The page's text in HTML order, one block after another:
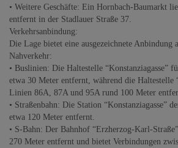
• Weitere Geschäfte: Ein Hornbach-Baumarkt
entfernt in der Stadlauer Straße 37.
Verkehrsanbindung:
Die Lage bietet eine ausgezeichnete Anbindung
Nahverkehr:
• Buslinien: Die Haltestelle “Konstanziagasse”
etwa 30 Meter entfernt, während die Haltestelle
Linien 86A, 87A und 95A rund 100 Meter
• Straßenbahn: Die Station “Konstanziagasse”
etwa 120 Meter entfernt.
• S-Bahn: Der Bahnhof “Erzherzog-Karl-
270 Meter entfernt und bietet Verbindungen